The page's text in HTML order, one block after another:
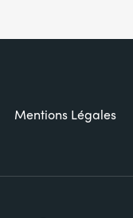
Mentions Légales